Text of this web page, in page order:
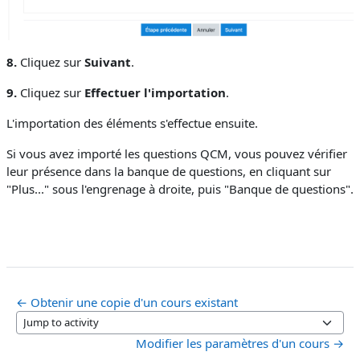
8. Cliquez sur Suivant.
9. Cliquez sur Effectuer l'importation.
L'importation des éléments s'effectue ensuite.
Si vous avez importé les questions QCM, vous pouvez vérifier
leur présence dans la banque de questions, en cliquant sur
"Plus..." sous l'engrenage à droite, puis "Banque de questions".
← Obtenir une copie d'un cours existant
Jump to activity
Modifier les paramètres d'un cours →